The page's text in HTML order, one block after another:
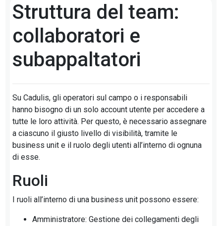
Struttura del team:
collaboratori e
subappaltatori
Su Cadulis, gli operatori sul campo o i responsabili
hanno bisogno di un solo account utente per accedere a
tutte le loro attività. Per questo, è necessario assegnare
a ciascuno il giusto livello di visibilità, tramite le
business unit e il ruolo degli utenti all’interno di ognuna
di esse.
Ruoli
I ruoli all’interno di una business unit possono essere:
Amministratore: Gestione dei collegamenti degli